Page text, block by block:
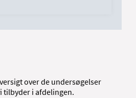
over de undersøgelser
tilbyder i afdelingen.